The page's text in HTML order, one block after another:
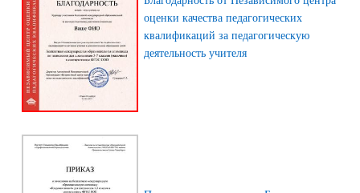
оценки качества педагогических
квалификаций за педагогическую
деятельность учителя